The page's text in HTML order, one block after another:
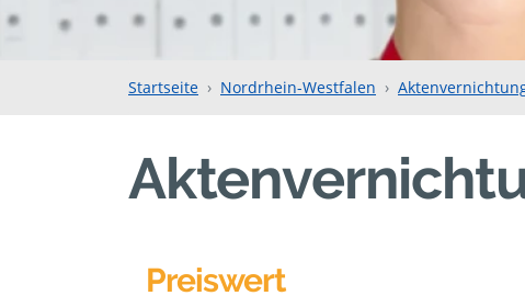
Startseite Nordrhein-Westfalen
Preiswert